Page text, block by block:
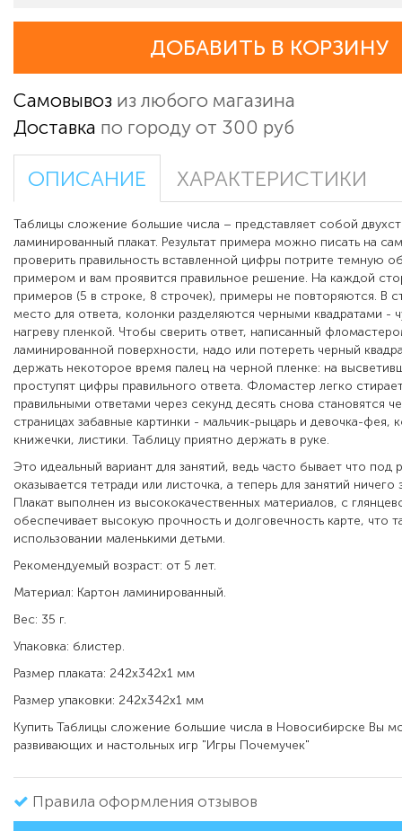
ДОБАВИТЬ В КОРЗИНУ
Самовывоз из любого магазина
Доставка по городу от 300 руб
ОПИСАНИЕ ХАРАКТЕРИСТИКИ
Таблицы сложение большие числа – представляет собой
ламинированный плакат. Результат примера можно писать на
проверить правильность вставленной цифры потрите темную
примером и вам проявится правильное решение. На каждой
примеров (5 в строке, 8 строчек), примеры не повторяются. В
место для ответа, колонки разделяются черными квадратами -
нагреву пленкой. Чтобы сверить ответ, написанный
ламинированной поверхности, надо или потереть черный
держать некоторое время палец на черной пленке: на
проступят цифры правильного ответа. Фломастер легко
правильными ответами через секунд десять снова становятся
страницах забавные картинки - мальчик-рыцарь и девочка-фея,
книжечки, листики. Таблицу приятно держать в руке.
Это идеальный вариант для занятий, ведь часто бывает что под
оказывается тетради или листочка, а теперь для занятий
Плакат выполнен из высококачественных материалов, с
обеспечивает высокую прочность и долговечность карте, что
использовании маленькими детьми.
Рекомендуемый возраст: от 5 лет.
Материал: Картон ламинированный.
Вес: 35 г.
Упаковка: блистер.
Размер плаката: 242х342х1 мм
Размер упаковки: 242х342х1 мм
Купить Таблицы сложение большие числа в Новосибирске Вы
развивающих и настольных игр "Игры Почемучек"
Правила оформления отзывов